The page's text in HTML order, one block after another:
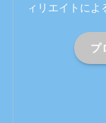
ィリエイトによ
プ